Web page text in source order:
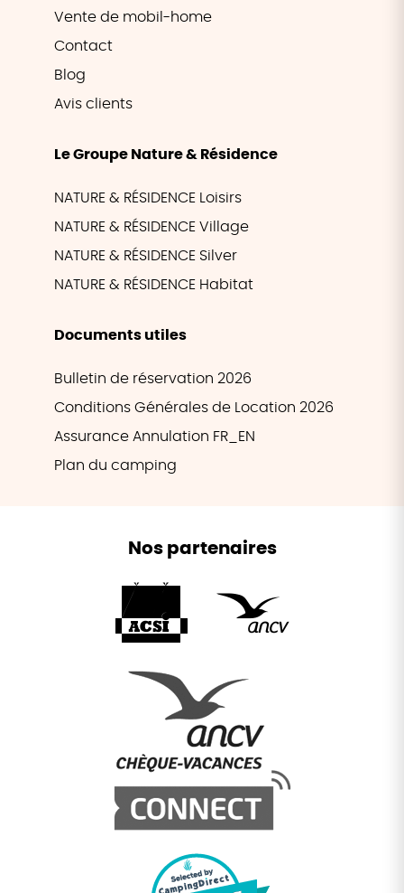
Documents utiles
Bulletin de réservation 2026
Conditions Générales de Location 2026
Assurance Annulation FR_EN
Plan du camping
Vente de mobil-home
Contact
Blog
Avis clients
Le Groupe Nature & Résidence
NATURE & RÉSIDENCE Loisirs
NATURE & RÉSIDENCE Village
NATURE & RÉSIDENCE Silver
NATURE & RÉSIDENCE Habitat
Nos partenaires